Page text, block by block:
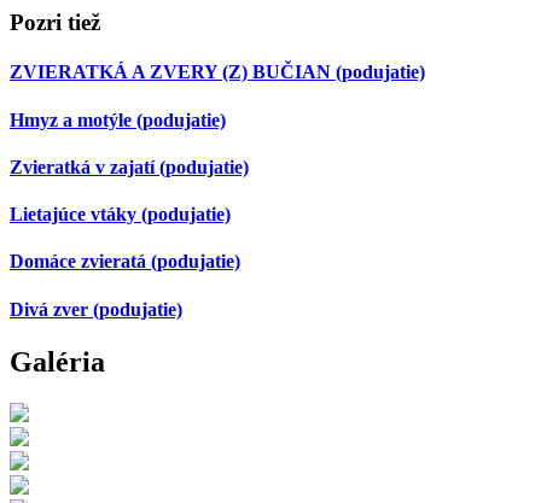
Pozri tiež
ZVIERATKÁ A ZVERY (Z) BUČIAN (podujatie)
Hmyz a motýle (podujatie)
Zvieratká v zajatí(podujatie)
Lietajúce vtáky (podujatie)
Domáce zvieratá (podujatie)
Divá zver (podujatie)
Galéria